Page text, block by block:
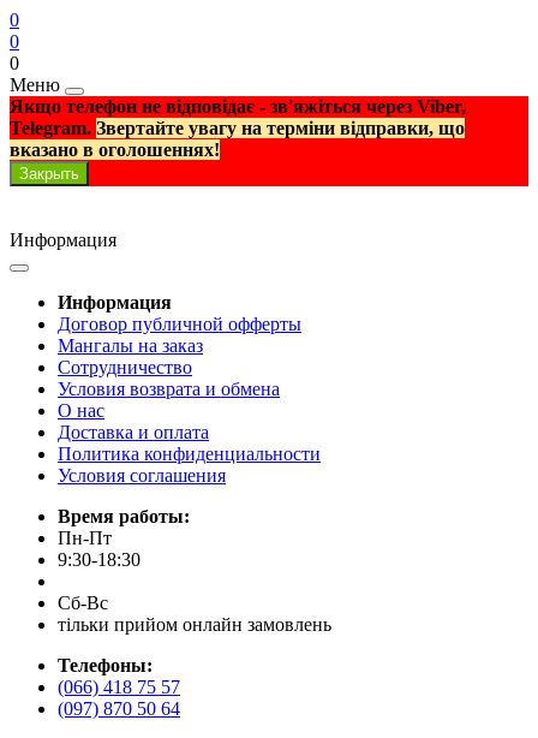
0
0
0
Меню
Якщо телефон не відповідає - зв'яжіться через Viber,
Telegram. Звертайте увагу на терміни відправки, що
вказано в оголошеннях!
Закрыть
Информация
Информация
Договор публичной офферты
Мангалы на заказ
Сотрудничество
Условия возврата и обмена
О нас
Доставка и оплата
Политика конфиденциальности
Условия соглашения
Время работы:
Пн-Пт
9:30-18:30
Сб-Вс
тільки прийом онлайн замовлень
Телефоны:
(066) 418 75 57
(097) 870 50 64